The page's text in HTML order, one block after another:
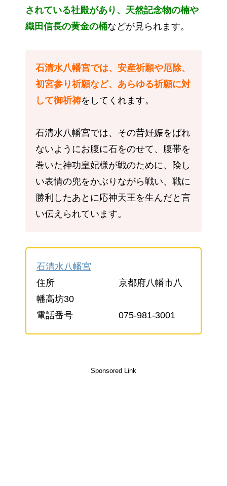
されている社殿があり、天然記念物の楠や
織田信長の黄金の桶などが見られます。
石清水八幡宮では、安産祈願や厄除、
初宮参り祈願など、あらゆる祈願に対
して御祈祷をしてくれます。
石清水八幡宮では、その昔妊娠をばれ
ないようにお腹に石をのせて、腹帯を
巻いた神功皇妃様が戦のために、険し
い表情の兜をかぶりながら戦い、戦に
勝利したあとに応神天王を生んだと言
い伝えられています。
石清水八幡宮
住所 京都府八幡市八
幡高坊30
電話番号 075-981-3001
Sponsored Link